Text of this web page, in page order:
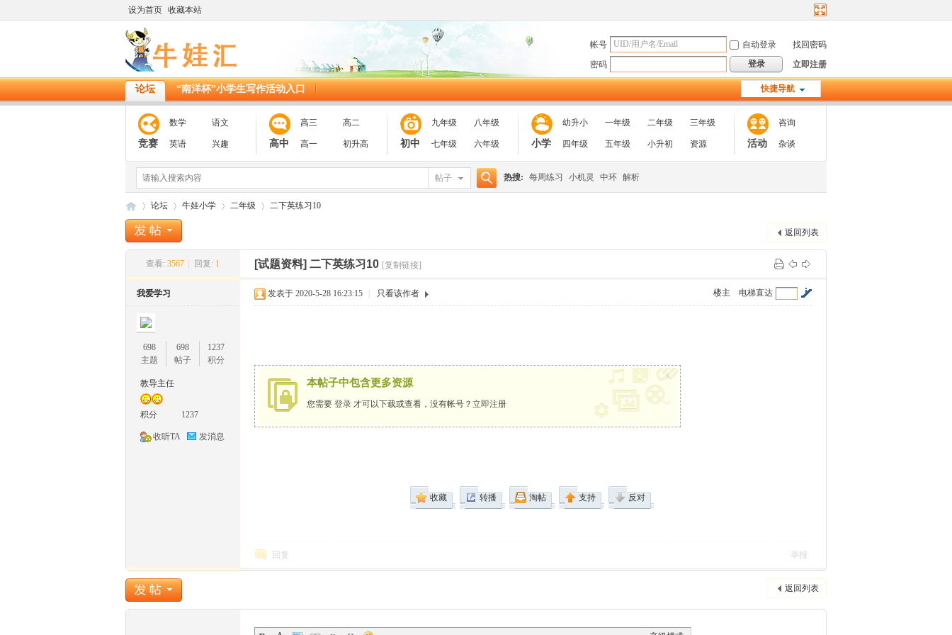
设为首页 收藏本站
帐号 自动登录
找回密码
密码
登录 立即注册
快捷导航
论坛 “南洋杯”小学生写作活动入口
竞赛
数学 语文
英语 兴趣 高中
高三 高二
高一 初升高 初中
九年级 八年级
七年级 六年级 小学
幼升小 一年级 二年级 三年级
四年级 五年级 小升初 资源 活动
咨询
杂谈
帖子 热搜: 每周练习 小机灵 中环 解析
论坛
›
牛娃小学
›
二年级
›
二下英练习10
返回列表
查看: 3567 回复: 1 [试题资料] 二下英练习10 [复制链接]
我爱学习
698
主题
698
帖子
1237
积分
教导主任
积分 1237
收听TA 发消息
电梯直达
楼主
发表于 2020-5-28 16:23:15 只看该作者
本帖子中包含更多资源
您需要 登录 才可以下载或查看，没有帐号？ 立即注册
x
收藏 转播 淘帖 支持 反对
回复 举报
返回列表